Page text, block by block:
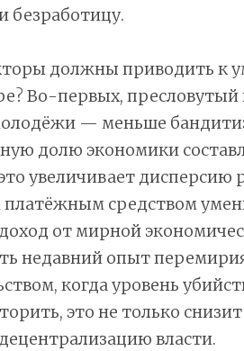
безработицу.
должны приводить к
Во-первых,
— меньше
долю экономики
увеличивает дисперсию
средством
от мирной
недавний опыт
когда уровень
это не только
власти.